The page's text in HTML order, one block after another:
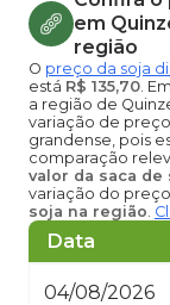
em
região
O preço da soja
está R$ 135,70.
a região de
variação de
grandense, pois
comparação
valor da saca de
variação do
soja na região.
Data
04/08/2026